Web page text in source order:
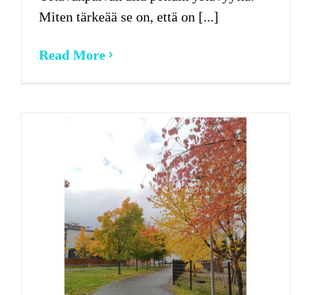
Miten tärkeää se on, että on [...]
Read More